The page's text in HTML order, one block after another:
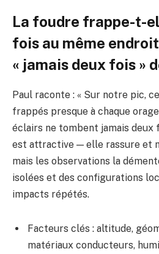
La foudre frappe-t-
fois au même
« jamais deux fois »
Paul raconte : « Sur notre pic,
frappés presque à chaque orage.
éclairs ne tombent jamais deux
est attractive — elle rassure et
mais les observations la
isolées et des configurations
impacts répétés.
Facteurs clés : altitude,
matériaux conducteurs,